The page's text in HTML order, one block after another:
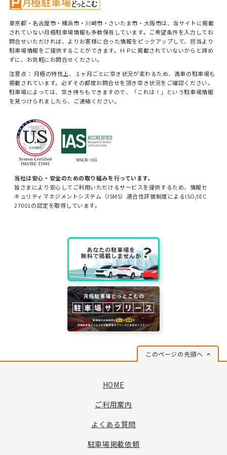
東京都・名古屋市・横浜市・川崎市・さいたま市・大阪市は、当サイトに掲載
されていない月極駐車場情報も多数保有しています。ご希望条件を入力してお
問合せいただければ、よりお客様に合った情報をピックアップして、担当より
駐車場情報をご提供することができます。ＨＰに掲載されていないからと諦め
ずに、お気軽にお問合せください。
注意点： 月極の特性上、１ヶ月ごとに空き状況が変わるため、満車の駐車場も
掲載されています。必ずその都度お問合せを頂き空き状況をご確認ください。
駐車場によっては、空き待ちもできますので、「これは！」という駐車場情報
を見つけられましたら、ご連絡ください。
当社は安心・安全のための取り組みを行っています。
皆さまにより安心してご利用いただけるサービスを提供するため、情報セ
キュリティマネジメントシステム（ISMS）適合性評価制度によるISO/IEC
27001の認定を取得しています。
このページの先頭へ
HOME
ご利用案内
よくある質問
駐車場掲載依頼